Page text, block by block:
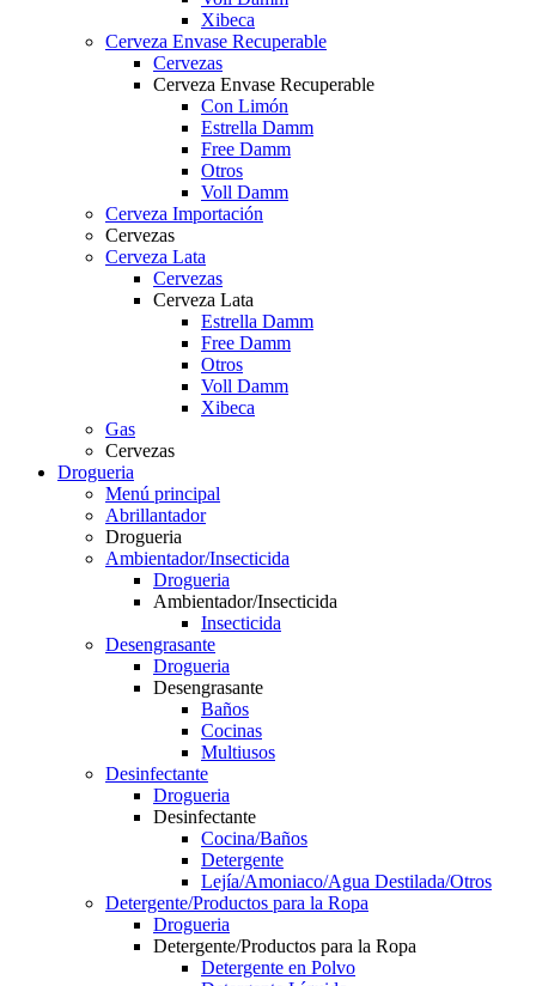
Xibeca
Cerveza Envase Recuperable
Cervezas
Cerveza Envase Recuperable
Con Limón
Estrella Damm
Free Damm
Otros
Voll Damm
Cerveza Importación
Cervezas
Cerveza Lata
Cervezas
Cerveza Lata
Estrella Damm
Free Damm
Otros
Voll Damm
Xibeca
Gas
Cervezas
Drogueria
Menú principal
Abrillantador
Drogueria
Ambientador/Insecticida
Drogueria
Ambientador/Insecticida
Insecticida
Desengrasante
Drogueria
Desengrasante
Baños
Cocinas
Multiusos
Desinfectante
Drogueria
Desinfectante
Cocina/Baños
Detergente
Lejía/Amoniaco/Agua Destilada/Otros
Detergente/Productos para la Ropa
Drogueria
Detergente/Productos para la Ropa
Detergente en Polvo